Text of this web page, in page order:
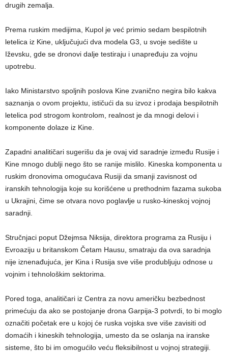
drugih zemalja.
Prema ruskim medijima, Kupol je već primio sedam bespilotnih
letelica iz Kine, uključujući dva modela G3, u svoje sedište u
Iževsku, gde se dronovi dalje testiraju i unapređuju za vojnu
upotrebu.
Iako Ministarstvo spoljnih poslova Kine zvanično negira bilo kakva
saznanja o ovom projektu, ističući da su izvoz i prodaja bespilotnih
letelica pod strogom kontrolom, realnost je da mnogi delovi i
komponente dolaze iz Kine.
Zapadni analitičari sugerišu da je ovaj vid saradnje između Rusije i
Kine mnogo dublji nego što se ranije mislilo. Kineska komponenta u
ruskim dronovima omogućava Rusiji da smanji zavisnost od
iranskih tehnologija koje su korišćene u prethodnim fazama sukoba
u Ukrajini, čime se otvara novo poglavlje u rusko-kineskoj vojnoj
saradnji.
Stručnjaci poput Džejmsa Niksija, direktora programa za Rusiju i
Evroaziju u britanskom Četam Hausu, smatraju da ova saradnja
nije iznenađujuća, jer Kina i Rusija sve više produbljuju odnose u
vojnim i tehnološkim sektorima.
Pored toga, analitičari iz Centra za novu američku bezbednost
primećuju da ako se postojanje drona Garpija-3 potvrdi, to bi moglo
označiti početak ere u kojoj će ruska vojska sve više zavisiti od
domaćih i kineskih tehnologija, umesto da se oslanja na iranske
sisteme, što bi im omogućilo veću fleksibilnost u vojnoj strategiji.